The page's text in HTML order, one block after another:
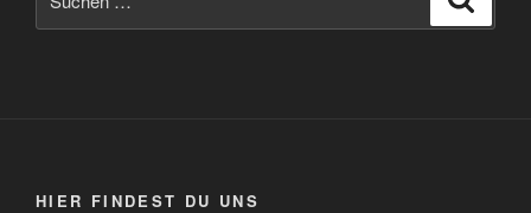
nach:
HIER FINDEST DU UNS